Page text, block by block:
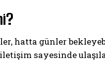
hatta günler
sayesinde